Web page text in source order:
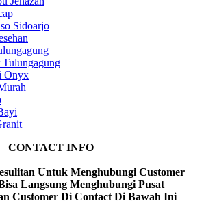
Sidoarjo
Onyx
CONTACT INFO
Untuk Menghubungi Customer
Langsung Menghubungi Pusat
Customer Di Contact Di Bawah Ini